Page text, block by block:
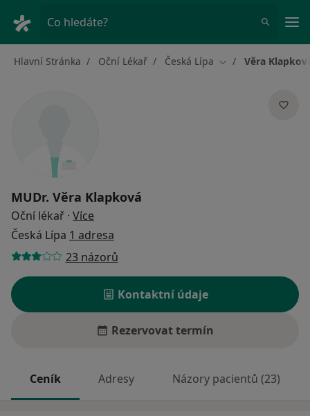
Co hledáte?
Hlavní Stránka Oční Lékař Česká Lípa Změna města
Věra
MUDr. Věra Klapková
Oční lékař · Více
Česká Lípa 1 adresa
23 názorů
Kontaktní údaje
Rezervovat termín
Ceník Adresy Názory pacientů (23)